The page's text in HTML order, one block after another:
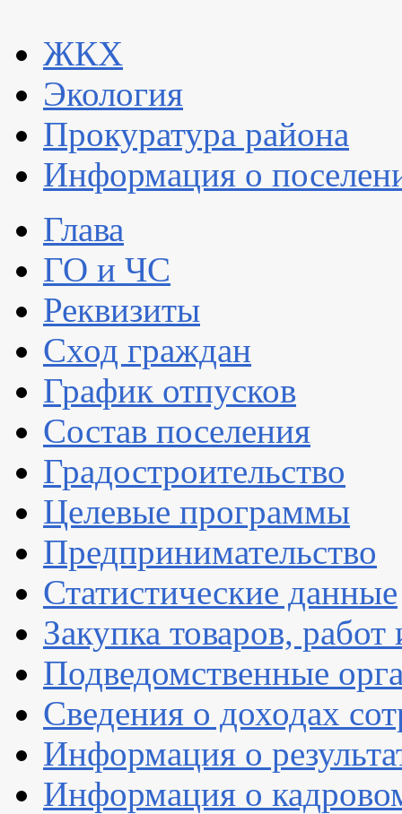
ЖКХ
Экология
Прокуратура района
Информация о
Глава
ГО и ЧС
Реквизиты
Сход граждан
График отпусков
Состав поселения
Градостроительство
Целевые программы
Предпринимательство
Статистические данные
Закупка товаров, работ
Подведомственные
Сведения о доходах
Информация о
Информация о